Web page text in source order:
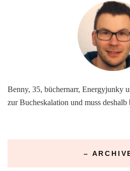
Benny, 35, büchernarr, Energyjunky
zur Bucheskalation und muss deshalb
–